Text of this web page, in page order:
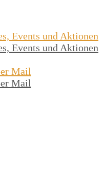
Events und Aktionen
Mail
Events und Aktionen
Mail